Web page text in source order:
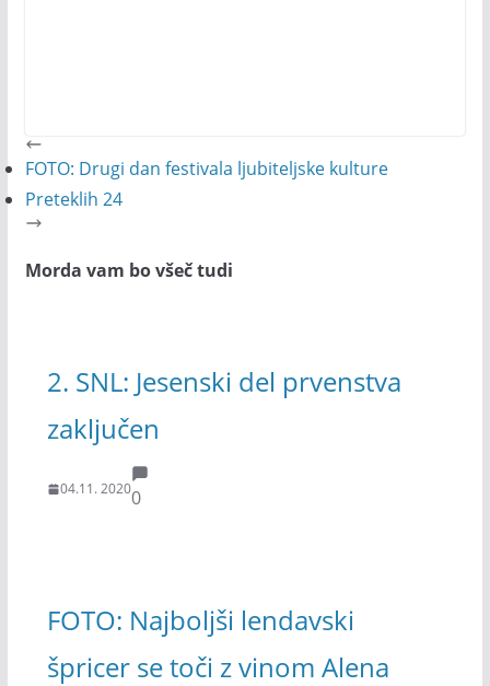
FOTO: Drugi dan festivala ljubiteljske kulture
Preteklih 24
Morda vam bo všeč tudi
2. SNL: Jesenski del prvenstva
zaključen
04.11. 20200
FOTO: Najboljši lendavski
špricer se toči z vinom Alena